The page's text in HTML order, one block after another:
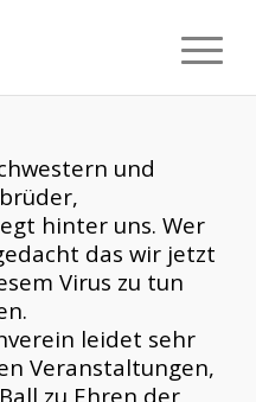
und
hinter uns. Wer
das wir jetzt
Virus zu tun
leidet sehr
Veranstaltungen,
zu Ehren der